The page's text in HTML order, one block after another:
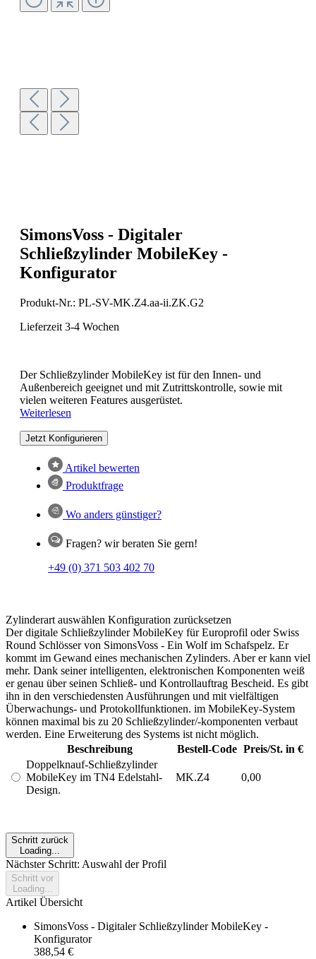
SimonsVoss - Digitaler
Schließzylinder MobileKey -
Konfigurator
Produkt-Nr.: PL-SV-MK.Z4.aa-ii.ZK.G2
Lieferzeit 3-4 Wochen
Der Schließzylinder MobileKey ist für den Innen- und
Außenbereich geeignet und mit Zutrittskontrolle, sowie mit
vielen weiteren Features ausgerüstet.
Weiterlesen
Jetzt Konfigurieren
Artikel bewerten
Produktfrage
Wo anders günstiger?
Fragen? wir beraten Sie gern!
+49 (0) 371 503 402 70
Zylinderart auswählen Konfiguration zurücksetzen
Der digitale Schließzylinder MobileKey für Europrofil oder Swiss
Round Schlösser von SimonsVoss - Ein Wolf im Schafspelz. Er
kommt im Gewand eines mechanischen Zylinders. Aber er kann viel
mehr. Dank seiner intelligenten, elektronischen Komponenten weiß
er genau über seinen Schließ- und Kontrollauftrag Bescheid. Es gibt
ihn in den verschiedensten Ausführungen und mit vielfältigen
Überwachungs- und Protokollfunktionen. im MobileKey-System
können maximal bis zu 20 Schließzylinder/-komponenten verbaut
werden. Eine Erweiterung des Systems ist nicht möglich.
Beschreibung
Bestell-Code Preis/St. in €
Doppelknauf-Schließzylinder
MobileKey im TN4 Edelstahl-
Design.
MK.Z4 0,00
Schritt zurück
Loading...
Nächster Schritt: Auswahl der Profil
Schritt vor
Loading...
Artikel Übersicht
SimonsVoss - Digitaler Schließzylinder MobileKey -
Konfigurator
388,54 €